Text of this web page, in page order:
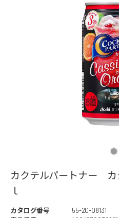
カクテルパートナー カ
ｌ
カタログ番号
55-20-08131